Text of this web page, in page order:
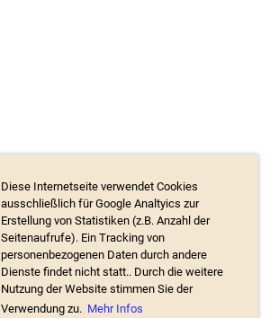
Diese Internetseite verwendet Cookies
ausschließlich für Google Analtyics zur
Erstellung von Statistiken (z.B. Anzahl der
Seitenaufrufe). Ein Tracking von
personenbezogenen Daten durch andere
Dienste findet nicht statt.. Durch die weitere
Nutzung der Website stimmen Sie der
Verwendung zu. Mehr Infos